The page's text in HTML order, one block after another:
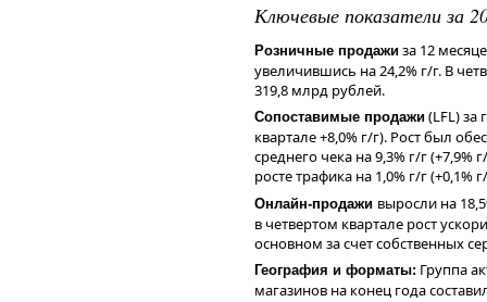
снижение ключевой ставки
Газпромбанк Инвестиции
привлекательными для
Чтобы инвестировать в акции
сервисе
Читайте последние новости и
—Газпромбанк Инвестиции
Дисклеймер
Данный справочный и
исключительно в
финансовых инструментов,
мнения, сформированного в
являются и не могут
Ключевые показатели за
Розничные продажи за 12
увеличившись на 24,2% г/г. В
319,8 млрд рублей.
Сопоставимые продажи (LFL) за
квартале +8,0% г/г). Рост был
среднего чека на 9,3% г/г
росте трафика на 1,0% г/г (+0,1%
Онлайн-продажи выросли на
в четвертом квартале рост
основном за счет собственных
География и форматы: Группа
магазинов на конец года